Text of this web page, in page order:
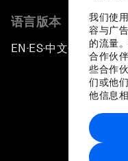
我们使
容与广
的流量
合作伙
些合作
们或他
他信息相
语言版本
EN ▪ES▪中文▪ 日本語